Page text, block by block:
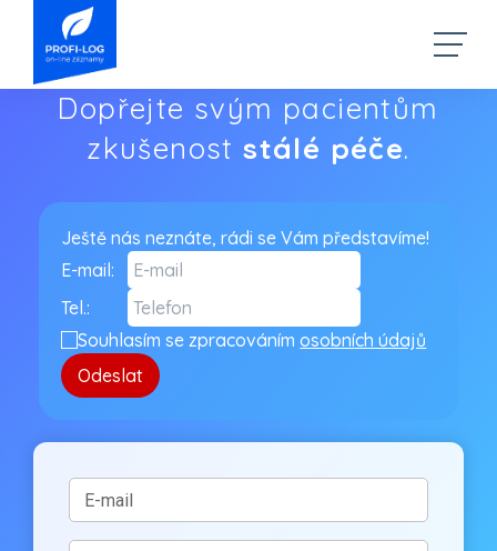
Dopřejte svým pacientům
zkušenoststálé péče.
Ještě nás neznáte, rádi se Vám představíme!
E-mail:
Tel.:
Souhlasím se zpracovánímosobních údajů
E-mail